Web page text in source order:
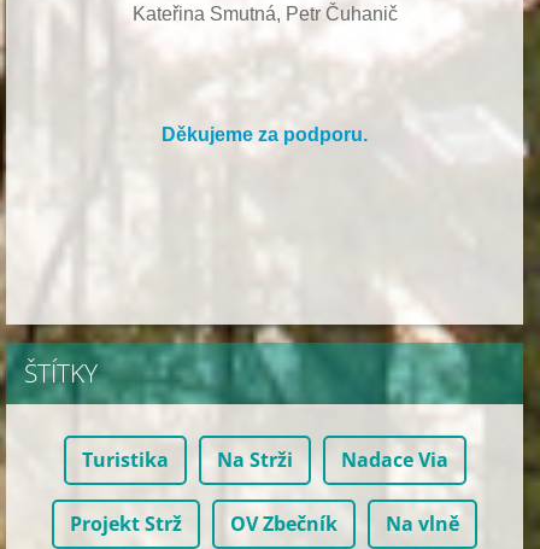
Kateřina Smutná, Petr Čuhanič
Děkujeme za podporu.
ŠTÍTKY
Turistika Na Strži Nadace Via
Projekt Strž OV Zbečník Na vlně